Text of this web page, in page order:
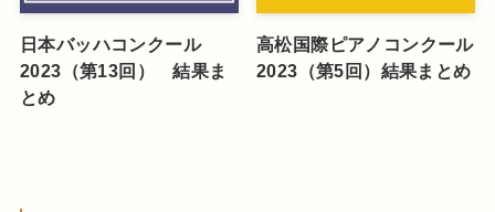
日本バッハコンクール
2023（第13回） 結果ま
とめ
高松国際ピアノコンクール
2023（第5回）結果まとめ